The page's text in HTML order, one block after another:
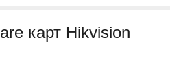
карт Hikvision